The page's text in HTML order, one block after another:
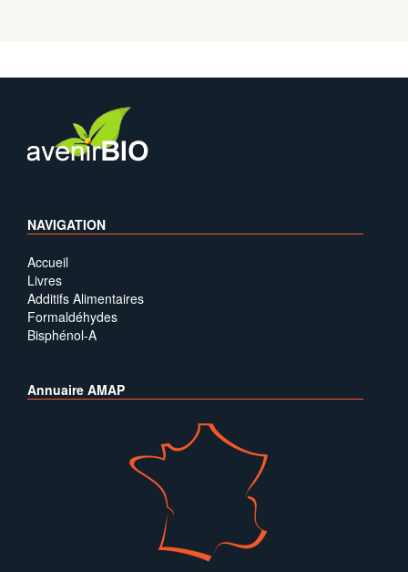
NAVIGATION
Accueil
Livres
Additifs Alimentaires
Formaldéhydes
Bisphénol-A
Annuaire AMAP